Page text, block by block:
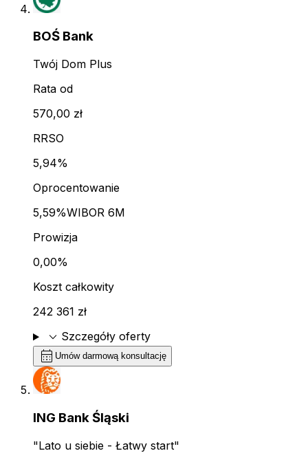
BOŚ Bank
Twój Dom Plus
Rata od
570,00 zł
RRSO
5,94%
Oprocentowanie
5,59%WIBOR 6M
Prowizja
0,00%
Koszt całkowity
242 361 zł
expand_more Szczegóły oferty
calendar_month Umów darmową konsultację
ING Bank Śląski
"Lato u siebie - Łatwy start"